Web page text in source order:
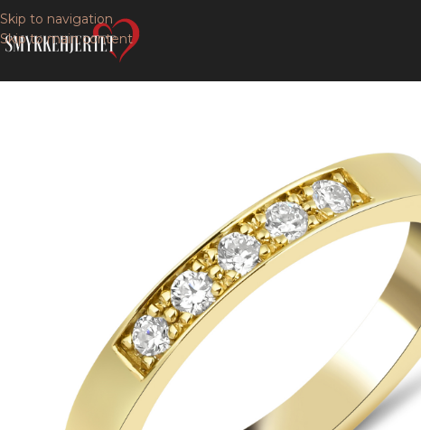
Skip to navigation
Skip to main content